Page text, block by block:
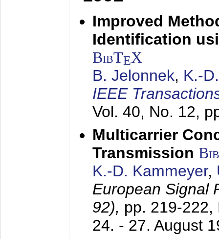
Improved
Identification
BibTEX
B. Jelonnek, K.-
IEEE
Vol. 40, No. 12,
Multicarrier
Transmission
K.-D. Kammeyer,
European Signal
92), pp. 219-222,
24. - 27. August